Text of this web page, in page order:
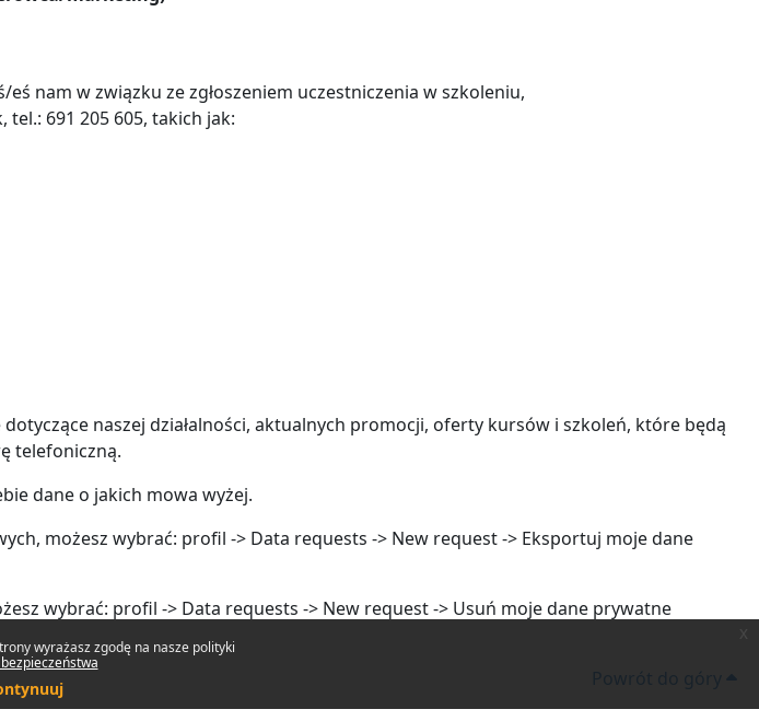
wyrażasz zgodę na nasze polityki
nam w związku ze zgłoszeniem uczestniczenia w szkoleniu,
tel.: 691 205 605, takich jak:
naszej działalności, aktualnych promocji, oferty kursów i szkoleń, które będą
telefoniczną.
dane o jakich mowa wyżej.
możesz wybrać: profil -> Data requests -> New request -> Eksportuj moje dane
wybrać: profil -> Data requests -> New request -> Usuń moje dane prywatne
Powrót do góry